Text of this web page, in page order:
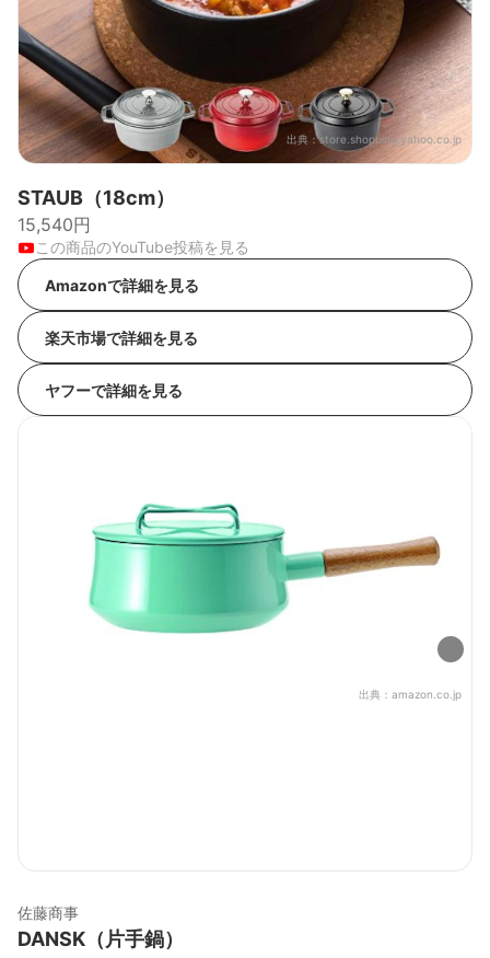
出典：store.shopping.yahoo.co.jp
STAUB（18cm）
15,540円
この商品のYouTube投稿を見る
Amazonで詳細を見る
楽天市場で詳細を見る
ヤフーで詳細を見る
出典： amazon.co.jp
佐藤商事
DANSK（片手鍋）